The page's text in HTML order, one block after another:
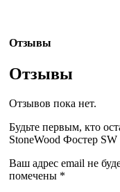
Отзывы
Отзывы
Отзывов пока нет.
Будьте первым, кто
StoneWood Фостер SW
Ваш адрес email не
помечены *